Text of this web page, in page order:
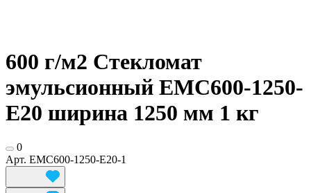
600 г/м2 Стекломат
эмульсионный EMC600-1250-
E20 ширина 1250 мм 1 кг
0
Арт. EMC600-1250-E20-1